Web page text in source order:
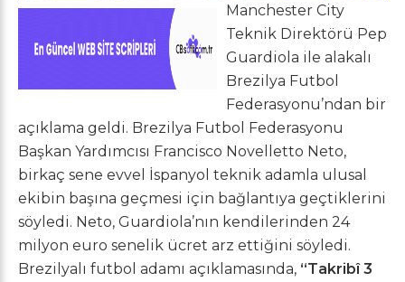
Manchester City
Teknik Direktörü Pep
Guardiola ile alakalı
Brezilya Futbol
Federasyonu’ndan bir
açıklama geldi. Brezilya Futbol Federasyonu
Başkan Yardımcısı Francisco Novelletto Neto,
birkaç sene evvel İspanyol teknik adamla ulusal
ekibin başına geçmesi için bağlantıya geçtiklerini
söyledi. Neto, Guardiola’nın kendilerinden 24
milyon euro senelik ücret arz ettiğini söyledi.
Brezilyalı futbol adamı açıklamasında, “Takribî 3